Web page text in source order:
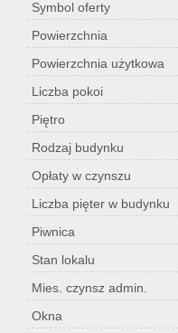
Symbol oferty
Powierzchnia
Powierzchnia użytkowa
Liczba pokoi
Piętro
Rodzaj budynku
Opłaty w czynszu
Liczba pięter w budynku
Piwnica
Stan lokalu
Mies. czynsz admin.
Okna